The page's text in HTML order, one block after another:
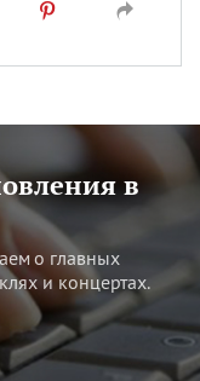
в
о главных
и концертах.